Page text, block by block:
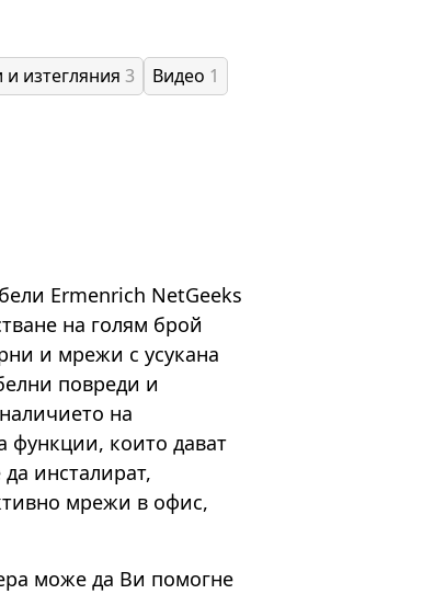
изтегляния 3 Видео 1
Ermenrich NetGeeks
на голям брой
и мрежи с усукана
повреди и
на
функции, които дават
инсталират,
мрежи в офис,
може да Ви помогне